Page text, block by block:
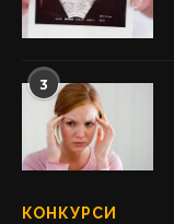
3
КОНКУРСИ